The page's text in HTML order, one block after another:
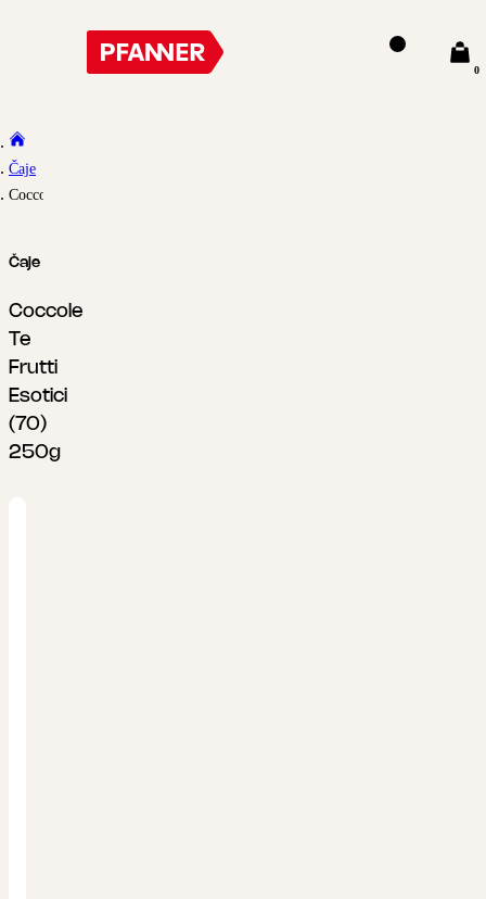
0
Čaje
Coccole Te Frutti Esotici (70) 250g
Čaje
Coccole
Te
Frutti
Esotici
(70)
250g